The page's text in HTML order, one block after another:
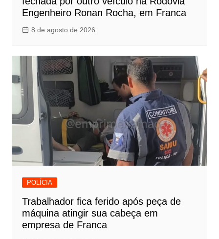
Engenheiro Ronan Rocha, em Franca
8 de agosto de 2026
POLÍCIA
Trabalhador fica ferido após peça de
máquina atingir sua cabeça em
empresa de Franca